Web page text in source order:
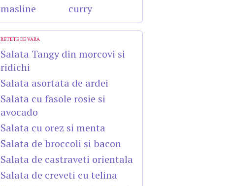
masline
curry
RETETE DE VARA
Salata Tangy din morcovi si
ridichi
Salata asortata de ardei
Salata cu fasole rosie si
avocado
Salata cu orez si menta
Salata de broccoli si bacon
Salata de castraveti orientala
Salata de creveti cu telina